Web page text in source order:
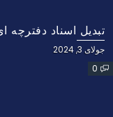
تبدیل اسناد
جولای 3, 2024
0